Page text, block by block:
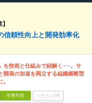
信頼性向上と開発効率化
を技術と仕組みで紐解く──。サ
開発の加速を両立する組織横断型
。
学歴不問 ベテランOK